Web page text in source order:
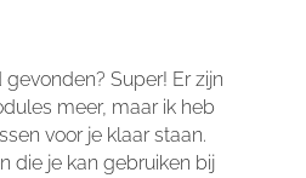
Super! Er zijn
meer, maar ik heb
voor je klaar staan.
die je kan gebruiken bij